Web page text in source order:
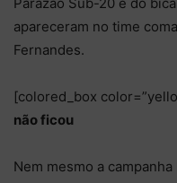
apareceram no time
Fernandes.
[colored_box
não ficou
Nem mesmo a